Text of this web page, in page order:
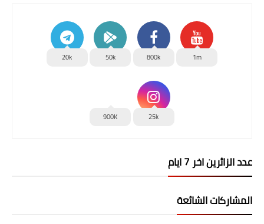
1m
800k
50k
20k
25k
900K
عدد الزائرين اخر 7 ايام
المشاركات الشائعة